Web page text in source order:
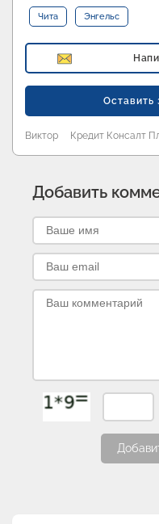
Чита Энгельс
Оставить
Виктор Кредит Консалт
Добавить